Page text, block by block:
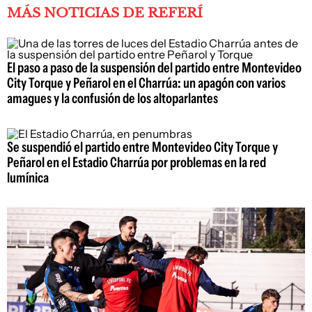
MÁS NOTICIAS DE REFERÍ
El paso a paso de la suspensión del partido entre Montevideo
City Torque y Peñarol en el Charrúa: un apagón con varios
amagues y la confusión de los altoparlantes
Se suspendió el partido entre Montevideo City Torque y
Peñarol en el Estadio Charrúa por problemas en la red
lumínica